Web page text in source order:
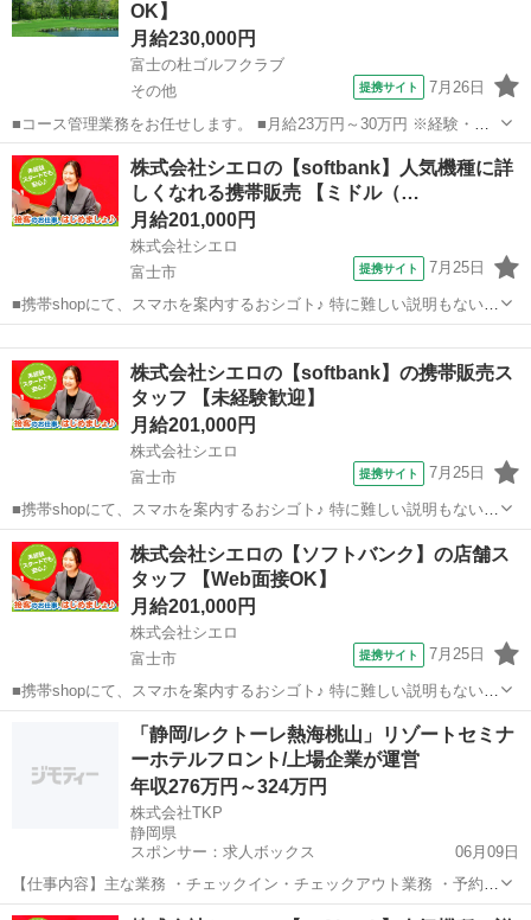
ディネーターが親切・丁...
OK】
月給230,000円
富士の杜ゴルフクラブ
その他
提携サイト 7月26日
■コース管理業務をお任せします。 ■月給23万円～30万円 ※経験・能
力による ■基本6:00～15:30（休憩90分） ※季節変動あり ★上記時間
帯は一例でシフト制
静岡 その他 その他
株式会社シエロの【softbank】人気機種に詳
しくなれる携帯販売 【ミドル（…
月給201,000円
株式会社シエロ
富士市
提携サイト 7月25日
■携帯shopにて、スマホを案内するおシゴト♪ 特に難しい説明もないの
で、ご安心を。新規契約、機種変更、 各種料金プランのご相談対応・
ご提案などをお願いします。 初めての方でも安心♪ あなた専属のコー
ディネーターが親切・丁...株式会社シエロの【softbank】の携帯販売ス
タッフ 【未経験歓迎】
月給201,000円
株式会社シエロ
富士市
提携サイト 7月25日
■携帯shopにて、スマホを案内するおシゴト♪ 特に難しい説明もないの
で、ご安心を。新規契約、機種変更、 各種料金プランのご相談対応・
ご提案などをお願いします。 初めての方でも安心♪ あなた専属のコー
ディネーターが親切・丁...
静岡 富士市 その他
株式会社シエロの【ソフトバンク】の店舗ス
タッフ 【Web面接OK】
月給201,000円
株式会社シエロ
富士市
提携サイト 7月25日
■携帯shopにて、スマホを案内するおシゴト♪ 特に難しい説明もないの
で、ご安心を。新規契約、機種変更、 各種料金プランのご相談対応・
ご提案などをお願いします。 初めての方でも安心♪ あなた専属のコー
ディネーターが親切・丁...
その他
「静岡/レクトーレ熱海桃山」リゾートセミナ
ーホテルフロント/上場企業が運営
年収276万円～324万円
株式会社TKP
静岡県
スポンサー：求人ボックス
06月09日
【仕事内容】主な業務 ・チェックイン・チェックアウト業務 ・予約管
理 ・電話対応 ・荷物のお預かり ・周辺地の観光案内 ・研修施設の設
正社員